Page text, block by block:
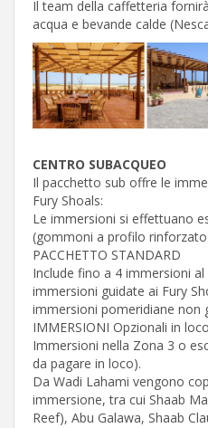
Il team della caffetteria
acqua e bevande calde
CENTRO SUBACQUEO
Il pacchetto sub offre le
Fury Shoals:
Le immersioni si effettuano
(gommoni a profilo
PACCHETTO STANDARD
Include fino a 4 immersioni
immersioni guidate ai Fury
immersioni pomeridiane non
IMMERSIONI Opzionali in loco
Immersioni nella Zona 3 o
da pagare in loco).
Da Wadi Lahami vengono
immersione, tra cui Shaab
Reef), Abu Galawa, Shaab